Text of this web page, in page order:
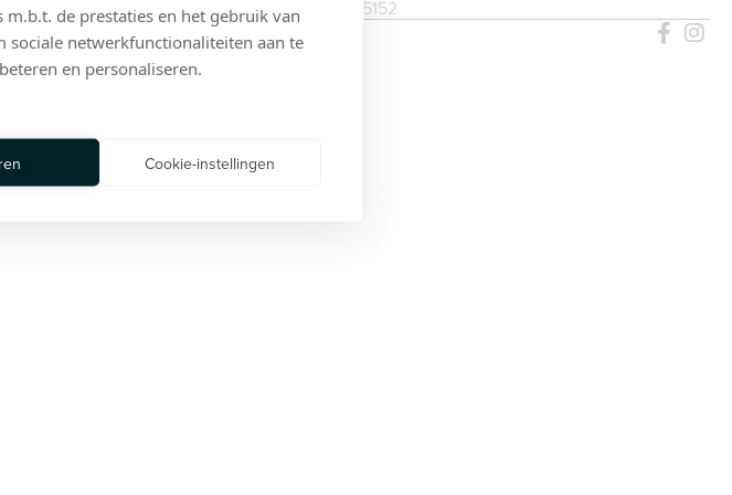
de prestaties en het gebruik van
sociale netwerkfunctionaliteiten aan te
en personaliseren.
Cookie-instellingen
T: 010 435 5152
ZERO. ALL RIGHTS RESERVED